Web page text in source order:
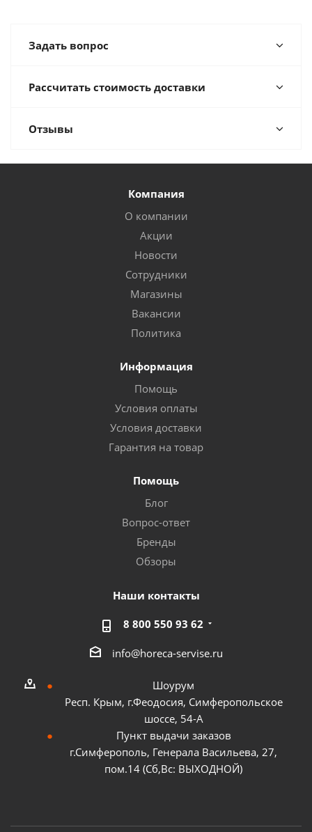
Задать вопрос
Рассчитать стоимость доставки
Отзывы
Компания
О компании
Акции
Новости
Сотрудники
Магазины
Вакансии
Политика
Информация
Помощь
Условия оплаты
Условия доставки
Гарантия на товар
Помощь
Блог
Вопрос-ответ
Бренды
Обзоры
Наши контакты
8 800 550 93 62
info@horeca-servise.ru
Шоурум
Респ. Крым, г.Феодосия, Симферопольское
шоссе, 54-А
Пункт выдачи заказов
г.Симферополь, Генерала Васильева, 27,
пом.14 (Сб,Вс: ВЫХОДНОЙ)